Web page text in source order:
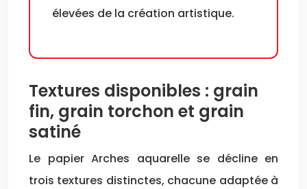
élevées de la création artistique.
Textures disponibles : grain
fin, grain torchon et grain
satiné
Le papier Arches aquarelle se décline en
trois textures distinctes, chacune adaptée à